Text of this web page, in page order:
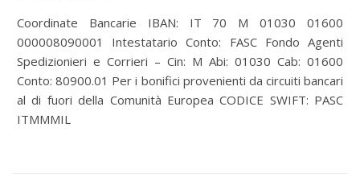
Coordinate Bancarie IBAN: IT 70 M 01030 01600
000008090001 Intestatario Conto: FASC Fondo Agenti
Spedizionieri e Corrieri – Cin: M Abi: 01030 Cab: 01600
Conto: 80900.01 Per i bonifici provenienti da circuiti bancari
al di fuori della Comunità Europea CODICE SWIFT: PASC
ITMMMIL